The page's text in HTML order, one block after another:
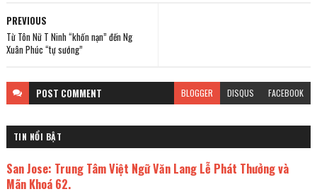
PREVIOUS
Từ Tôn Nữ T Ninh “khốn nạn” đến Ng
Xuân Phúc “tự sướng”
POST COMMENT BLOGGER DISQUS FACEBOOK
TIN NỔI BẬT
San Jose: Trung Tâm Việt Ngữ Văn Lang Lễ Phát Thưởng và
Mãn Khoá 62.